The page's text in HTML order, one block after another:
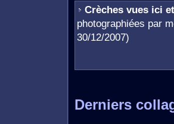
Crèches vues ici
photographiées par
30/12/2007)
Derniers